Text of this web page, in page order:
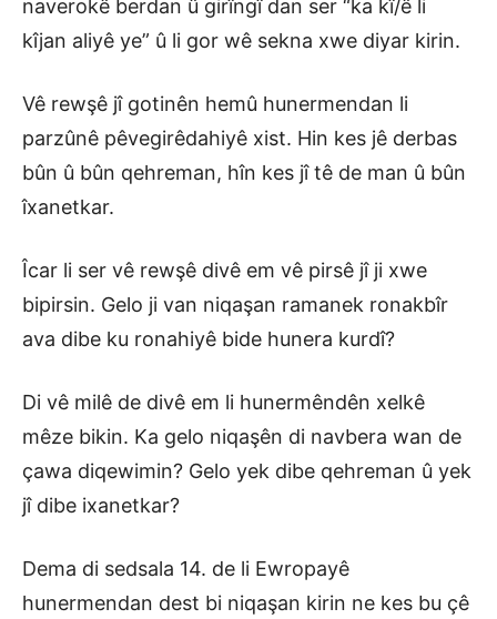
naverokê berdan û girîngî dan ser “ka kî/ê li
kîjan aliyê ye” û li gor wê sekna xwe diyar kirin.
Vê rewşê jî gotinên hemû hunermendan li
parzûnê pêvegirêdahiyê xist. Hin kes jê derbas
bûn û bûn qehreman, hîn kes jî tê de man û bûn
îxanetkar.
Îcar li ser vê rewşê divê em vê pirsê jî ji xwe
bipirsin. Gelo ji van niqaşan ramanek ronakbîr
ava dibe ku ronahiyê bide hunera kurdî?
Di vê milê de divê em li hunermêndên xelkê
mêze bikin. Ka gelo niqaşên di navbera wan de
çawa diqewimin? Gelo yek dibe qehreman û yek
jî dibe ixanetkar?
Dema di sedsala 14. de li Ewropayê
hunermendan dest bi niqaşan kirin ne kes bu çê